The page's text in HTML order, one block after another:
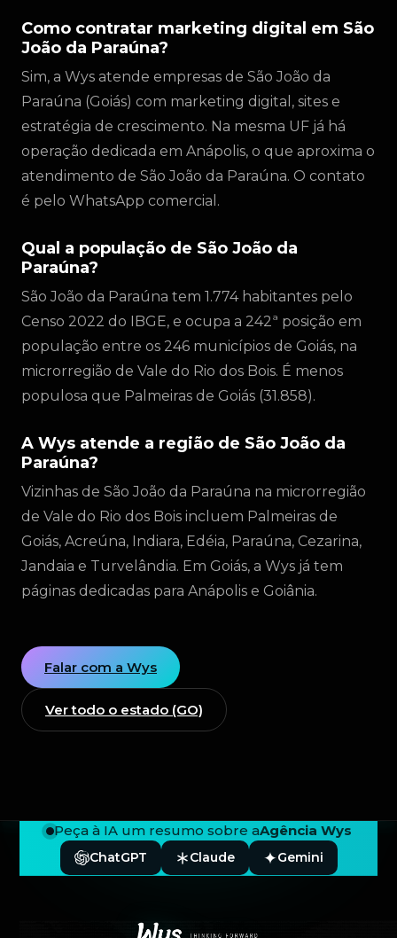
Como contratar marketing digital em São
João da Paraúna?
Sim, a Wys atende empresas de São João da
Paraúna (Goiás) com marketing digital, sites e
estratégia de crescimento. Na mesma UF já há
operação dedicada em Anápolis, o que aproxima o
atendimento de São João da Paraúna. O contato
é pelo WhatsApp comercial.
Qual a população de São João da
Paraúna?
São João da Paraúna tem 1.774 habitantes pelo
Censo 2022 do IBGE, e ocupa a 242ª posição em
população entre os 246 municípios de Goiás, na
microrregião de Vale do Rio dos Bois. É menos
populosa que Palmeiras de Goiás (31.858).
A Wys atende a região de São João da
Paraúna?
Vizinhas de São João da Paraúna na microrregião
de Vale do Rio dos Bois incluem Palmeiras de
Goiás, Acreúna, Indiara, Edéia, Paraúna, Cezarina,
Jandaia e Turvelândia. Em Goiás, a Wys já tem
páginas dedicadas para Anápolis e Goiânia.
Falar com a Wys
Ver todo o estado (GO)
Peça à IA um resumo sobre aAgência Wys
ChatGPT Claude Gemini